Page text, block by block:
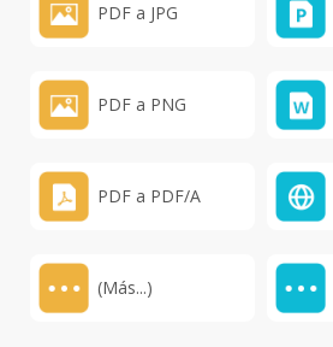
PDF a JPG
PDF a PNG
PDF a PDF/A
(Más...)